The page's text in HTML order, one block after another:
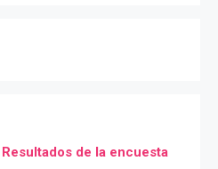
Resultados de la encuesta